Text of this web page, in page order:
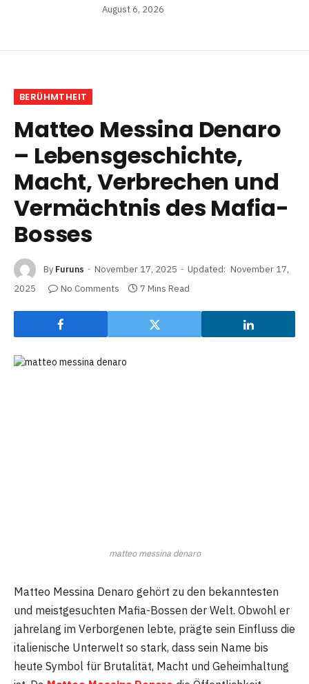
August 6, 2026
BERÜHMTHEIT
Matteo Messina Denaro
– Lebensgeschichte,
Macht, Verbrechen und
Vermächtnis des Mafia-
Bosses
By Furuns November 17, 2025 Updated: November 17,
2025
No Comments 7 Mins Read
matteo messina denaro
Matteo Messina Denaro gehört zu den bekanntesten
und meistgesuchten Mafia-Bossen der Welt. Obwohl er
jahrelang im Verborgenen lebte, prägte sein Einfluss die
italienische Unterwelt so stark, dass sein Name bis
heute Symbol für Brutalität, Macht und Geheimhaltung